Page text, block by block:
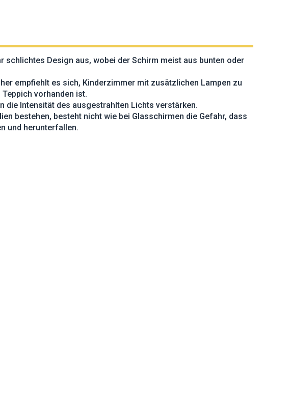
Design aus, wobei der Schirm meist aus bunten oder
empfiehlt es sich, Kinderzimmer mit zusätzlichen Lampen zu
vorhanden ist.
die Intensität des ausgestrahlten Lichts verstärken.
bestehen, besteht nicht wie bei Glasschirmen die Gefahr, dass
und herunterfallen.